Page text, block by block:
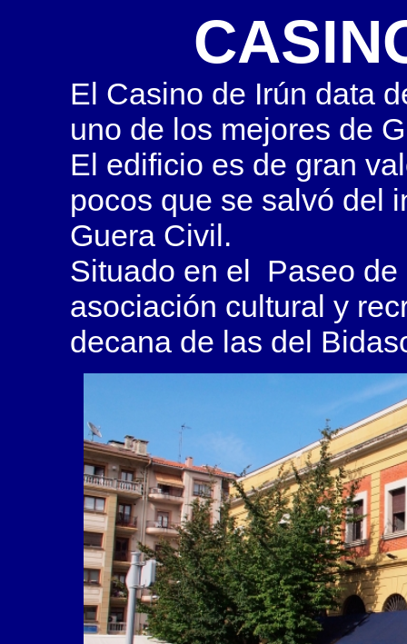
El Casino de Irún data
uno de los mejores de
El edificio es de gran
pocos que se salvó del
Guera Civil.
Situado en el Paseo
asociación cultural y
decana de las del